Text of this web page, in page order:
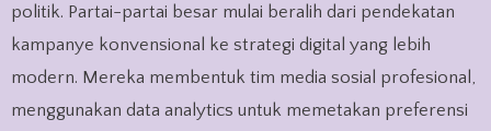
politik. Partai-partai besar mulai beralih dari pendekatan
kampanye konvensional ke strategi digital yang lebih
modern. Mereka membentuk tim media sosial profesional,
menggunakan data analytics untuk memetakan preferensi